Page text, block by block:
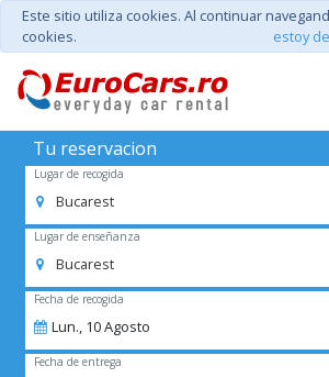
Este sitio utiliza cookies. Al continuar
cookies.
estoy
Tu reservacion
Lugar de recogida
Bucarest
Lugar de enseñanza
Bucarest
Fecha de recogida
Lun., 10Agosto
Fecha de entrega